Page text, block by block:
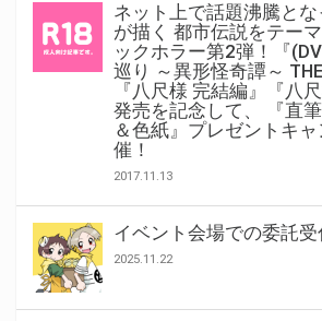
ネット上で話題沸騰と
が描く 都市伝説をテー
ックホラー第2弾！『
巡り ～異形怪奇譚～
『八尺様 完結編』『八
発売を記念して、 『直
＆色紙』プレゼントキ
催！
2017.11.13
イベント会場での委託
2025.11.22